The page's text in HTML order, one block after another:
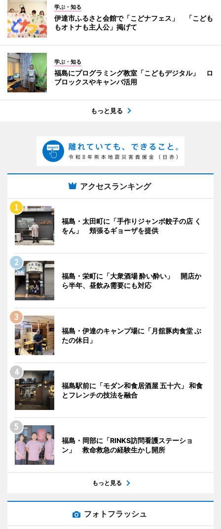
学ぶ・知る
伊達市ふるさと会館で「こどナフェス」 「こども
もオトナも主人公」掲げて
学ぶ・知る
福島にプログラミング教室「こどもデジタル」 ロ
ブロックスやキャンバ活用
もっと見る
アクセスランキング
福島・太田町に「手作りジャンボ餃子の店 く
をん」 頬張るギョーザを提供
福島・栄町に「大衆酒場 酔い酔い」 開店か
ら半年、昼飲み需要にも対応
福島・伊達のキャンプ場に「月舘豚肉食堂 ぶ
たの休日」
福島駅前に「モダン和食居酒屋 五十六」 和食
とフレンチの技法を融合
福島・岡部に「RINKS訪問看護ステーショ
ン」 救命救急の経験生かし開所
もっと見る
フォトフラッシュ